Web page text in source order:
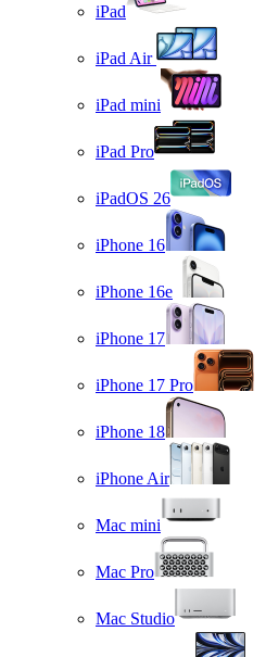
iPad
iPad Air
iPad mini
iPad Pro
iPadOS 26
iPhone 16
iPhone 16e
iPhone 17
iPhone 17 Pro
iPhone 18
iPhone Air
Mac mini
Mac Pro
Mac Studio